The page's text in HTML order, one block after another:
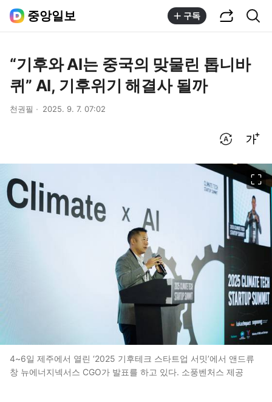
중앙일보 구독
“기후와 AI는 중국의 맞물린 톱니바
퀴” AI, 기후위기 해결사 될까
천권필 2025. 9. 7. 07:02
4~6일 제주에서 열린 ‘2025 기후테크 스타트업 서밋’에서 앤드류
창 뉴에너지넥서스 CGO가 발표를 하고 있다. 소풍벤처스 제공